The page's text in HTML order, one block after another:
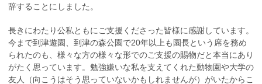
辞することにしました。
長きにわたり公私ともにご支援くださった皆様に感謝しています。
今まで到津遊園、到津の森公園で20年以上も園長という席を務め
られたのも、様々な方の様々な形でのご支援の賜物だと本当にあり
がたく思っています。勉強嫌いな私を支えてくれた動物園や大学の
友人（向こうはそう思っていないかもしれませんが）がいたからこ